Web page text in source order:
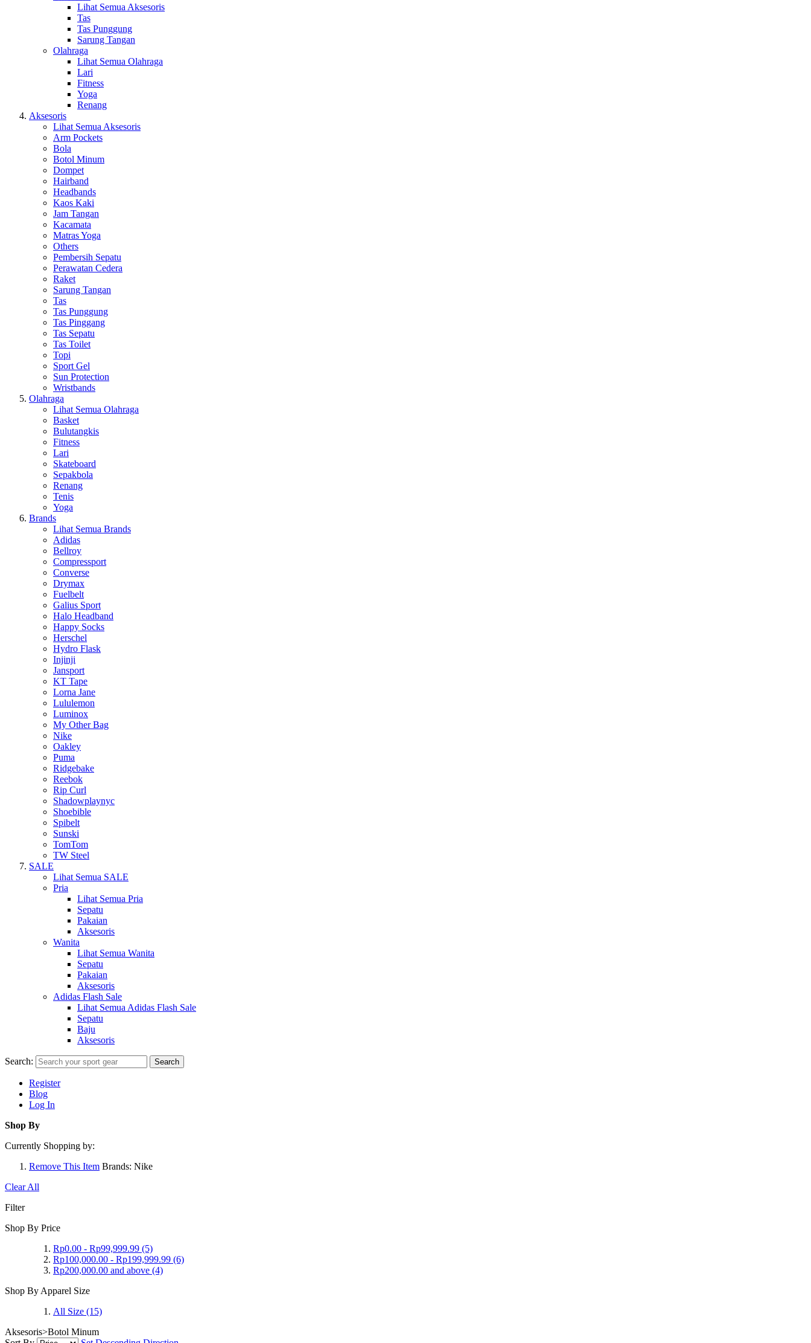
Lihat Semua Aksesoris
Tas
Tas Punggung
Sarung Tangan
Olahraga
Lihat Semua Olahraga
Lari
Fitness
Yoga
Renang
Aksesoris
Lihat Semua Aksesoris
Arm Pockets
Bola
Botol Minum
Dompet
Hairband
Headbands
Kaos Kaki
Jam Tangan
Kacamata
Matras Yoga
Others
Pembersih Sepatu
Perawatan Cedera
Raket
Sarung Tangan
Tas
Tas Punggung
Tas Pinggang
Tas Sepatu
Tas Toilet
Topi
Sport Gel
Sun Protection
Wristbands
Olahraga
Lihat Semua Olahraga
Basket
Bulutangkis
Fitness
Lari
Skateboard
Sepakbola
Renang
Tenis
Yoga
Brands
Lihat Semua Brands
Adidas
Bellroy
Compressport
Converse
Drymax
Fuelbelt
Galius Sport
Halo Headband
Happy Socks
Herschel
Hydro Flask
Injinji
Jansport
KT Tape
Lorna Jane
Lululemon
Luminox
My Other Bag
Nike
Oakley
Puma
Ridgebake
Reebok
Rip Curl
Shadowplaynyc
Shoebible
Spibelt
Sunski
TomTom
TW Steel
SALE
Lihat Semua SALE
Pria
Lihat Semua Pria
Sepatu
Pakaian
Aksesoris
Wanita
Lihat Semua Wanita
Sepatu
Pakaian
Aksesoris
Adidas Flash Sale
Lihat Semua Adidas Flash Sale
Sepatu
Baju
Aksesoris
Search: Search
Register
Blog
Log In
Shop By
Currently Shopping by:
Remove This Item Brands: Nike
Clear All
Filter
Shop By Price
Rp0.00 - Rp99,999.99 (5)
Rp100,000.00 - Rp199,999.99 (6)
Rp200,000.00 and above (4)
Shop By Apparel Size
All Size (15)
Aksesoris>Botol Minum